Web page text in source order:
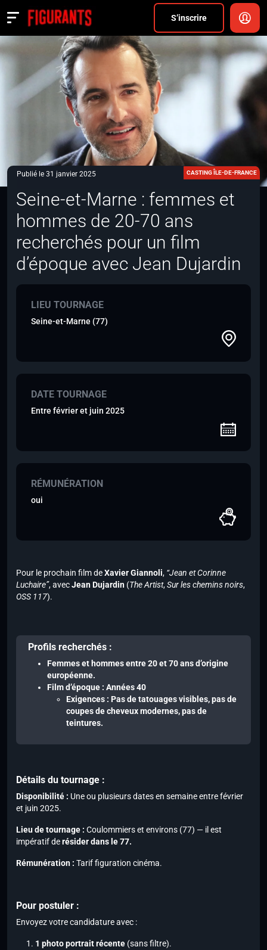
S’inscrire
Actualités
ANNONCER
FAQ
S’inscrire
CONNEXION
Publié le 31 janvier 2025 CASTING ÎLE-DE-FRANCE
Seine-et-Marne : femmes et
hommes de 20-70 ans
recherchés pour un film
d’époque avec Jean Dujardin
LIEU TOURNAGE
Seine-et-Marne (77)
DATE TOURNAGE
Entre février et juin 2025
RÉMUNÉRATION
oui
Pour le prochain film deXavier Giannoli, “Jean et Corinne
Luchaire”, avecJean Dujardin (The Artist,Sur les chemins noirs,
OSS 117).
Profils recherchés :
Femmes et hommesentre20 et 70 ansd’origine
européenne.
Film d’époque : Années 40
Exigences : Pas de tatouages visibles, pas de
coupes de cheveux modernes, pas de
teintures.
Détails du tournage :
Disponibilité : Une ou plusieurs dates en semaine entre février
et juin 2025.
Lieu de tournage : Coulommiers et environs (77) — il est
impératif derésider dans le 77.
Rémunération : Tarif figuration cinéma.
Pour postuler :
Envoyez votre candidature avec :
1 photo portrait récente (sans filtre).